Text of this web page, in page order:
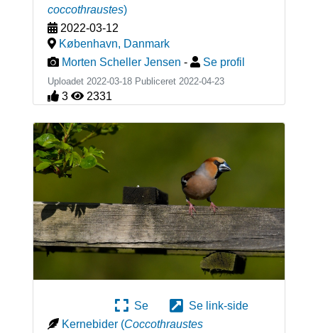
coccothraustes)
2022-03-12
København, Danmark
Morten Scheller Jensen - Se profil
Uploadet 2022-03-18 Publiceret 2022-04-23
3 2331
Se
Se link-side
Kernebider (Coccothraustes